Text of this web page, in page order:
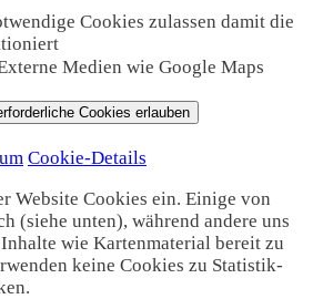
Cookies zulassen damit die
Medien wie Google Maps
Cookie-Details
Website Cookies ein. Einige von
(siehe unten), während andere uns
wie Kartenmaterial bereit zu
keine Cookies zu Statistik-